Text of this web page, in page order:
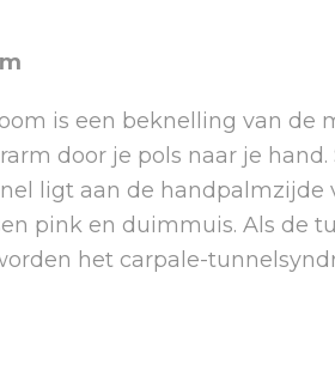
is een beknelling van de
door je pols naar je
ligt aan de
pink en duimmuis. Als de
het carpale-